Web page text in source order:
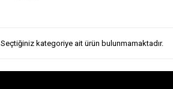
Seçtiğiniz kategoriye ait ürün bulunmamaktadır.